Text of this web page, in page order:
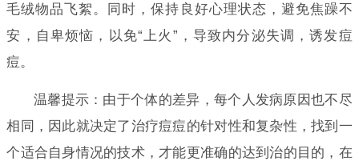
毛绒物品飞絮。同时，保持良好心理状态，避免焦躁不
安，自卑烦恼，以免“上火”，导致内分泌失调，诱发痘
痘。
温馨提示：由于个体的差异，每个人发病原因也不尽
相同，因此就决定了治疗痘痘的针对性和复杂性，找到一
个适合自身情况的技术，才能更准确的达到治的目的，在